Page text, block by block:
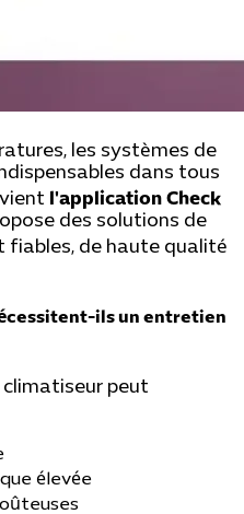
les systèmes de
dans tous
l'application Check
des solutions de
de haute qualité
ils un entretien
peut
élevée